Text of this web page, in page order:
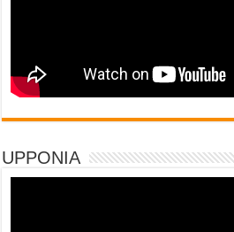
UPPONIA